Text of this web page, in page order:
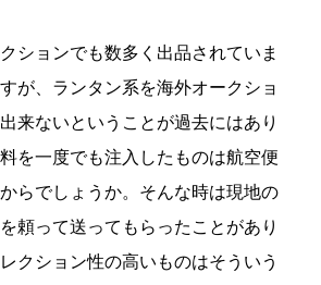
ションでも数多く出品されていま
が、ランタン系を海外オークショ
来ないということが過去にはあり
を一度でも注入したものは航空便
らでしょうか。そんな時は現地の
頼って送ってもらったことがあり
クション性の高いものはそういう